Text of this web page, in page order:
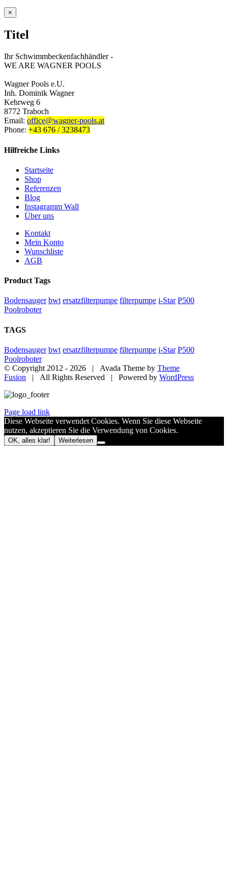
Close
product
view
×
Titel
Ihr Schwimmbeckenfachhändler -
WE ARE WAGNER POOLS
Wagner Pools e.U.
Inh. Dominik Wagner
Kehrweg 6
8772 Traboch
Email: office@wagner-pools.at
Phone: +43 676 / 3238473
Hilfreiche Links
Startseite
Shop
Referenzen
Blog
Instagramm Wall
Über uns
Kontakt
Mein Konto
Wunschliste
AGB
Product Tags
Bodensauger bwt ersatzfilterpumpe filterpumpe i-Star P500
Poolroboter
TAGS
Bodensauger bwt ersatzfilterpumpe filterpumpe i-Star P500
Poolroboter
© Copyright 2012 - 2026 | Avada Theme by Theme
Fusion | All Rights Reserved | Powered by WordPress
Page load link
Diese Webseite verwendet Cookies. Wenn Sie diese Webseite
nutzen, akzeptieren Sie die Verwendung von Cookies.
OK, alles klar! Weiterlesen